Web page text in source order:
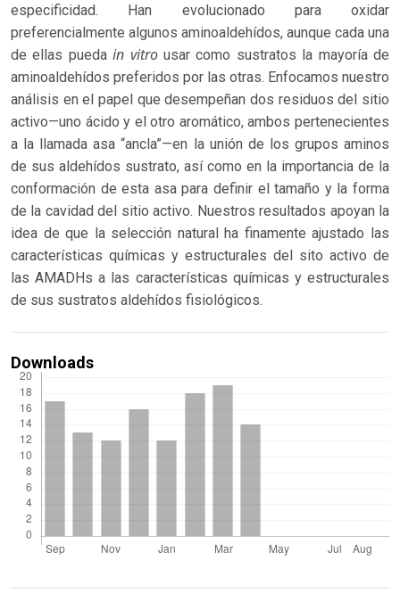
especificidad. Han evolucionado para oxidar
preferencialmente algunos aminoaldehídos, aunque cada una
de ellas puedain vitrousar como sustratos la mayoría de
aminoaldehídos preferidos por las otras. Enfocamos nuestro
análisis en el papel que desempeñan dos residuos del sitio
activo—uno ácido y el otro aromático, ambos pertenecientes
a la llamada asa “ancla”—en la unión de los grupos aminos
de sus aldehídos sustrato, así como en la importancia de la
conformación de esta asa para definir el tamaño y la forma
de la cavidad del sitio activo. Nuestros resultados apoyan la
idea de que la selección natural ha finamente ajustado las
características químicas y estructurales del sito activo de
las AMADHs a las características químicas y estructurales
de sus sustratos aldehídos fisiológicos.
Downloads